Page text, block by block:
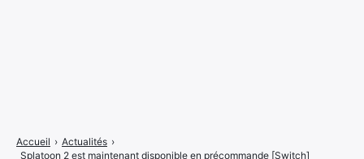
Accueil › Actualités ›
Splatoon 2 est maintenant disponible en précommande [Switch]